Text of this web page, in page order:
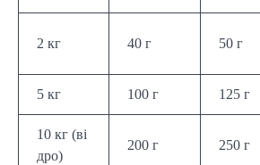
2 кг 40 г 50 г
5 кг 100 г 125 г
10 кг (ві
дро)
200 г 250 г